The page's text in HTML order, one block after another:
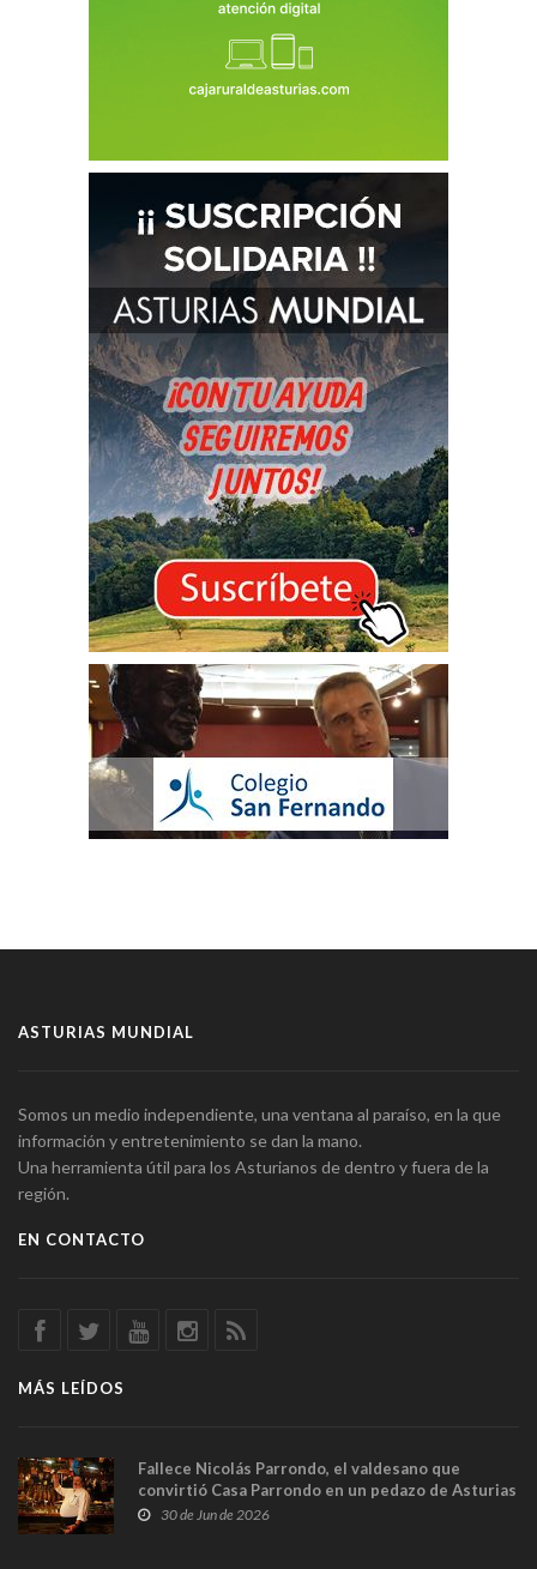
ASTURIAS MUNDIAL
Somos un medio independiente, una ventana al paraíso, en la que
información y entretenimiento se dan la mano.
Una herramienta útil para los Asturianos de dentro y fuera de la
región.
EN CONTACTO
MÁS LEÍDOS
Fallece Nicolás Parrondo, el valdesano que
convirtió Casa Parrondo en un pedazo de Asturias
en Madrid
30 de Jun de 2026